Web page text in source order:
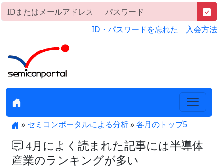
ID・パスワードを忘れた ｜ 入会方法
» セミコンポータルによる分析»各月のトップ5
4月によく読まれた記事には半導体
産業のランキングが多い